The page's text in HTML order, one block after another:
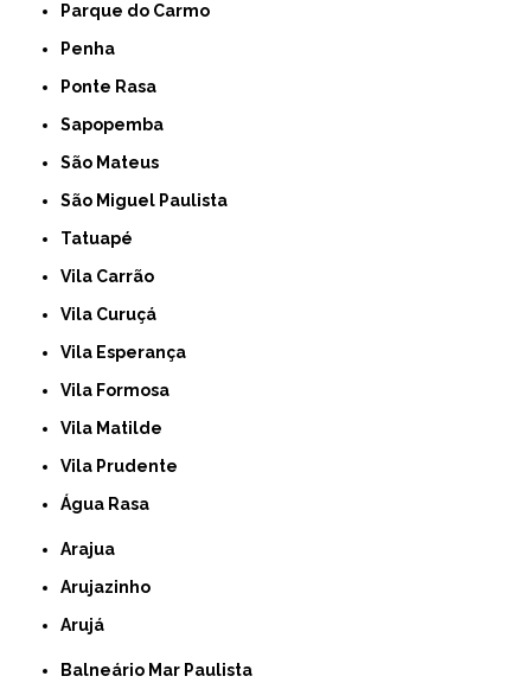
Parque do Carmo
Penha
Ponte Rasa
Sapopemba
São Mateus
São Miguel Paulista
Tatuapé
Vila Carrão
Vila Curuçá
Vila Esperança
Vila Formosa
Vila Matilde
Vila Prudente
Água Rasa
Arajua
Arujazinho
Arujá
Balneário Mar Paulista